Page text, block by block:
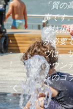
「質の高い
事です。水
と技術的な
が必要です
ヴは、サイ
ァウンテン
ンのコラボ